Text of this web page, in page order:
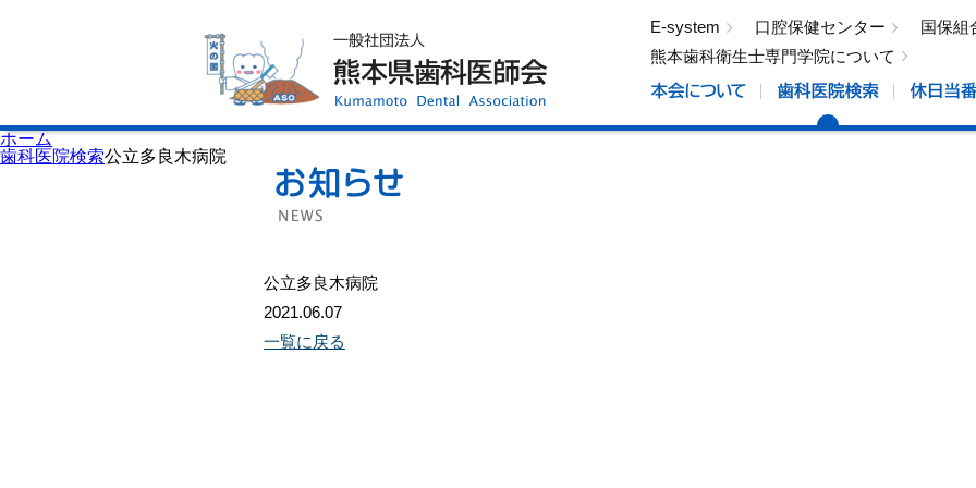
E-system 口腔保健センター
国保組
熊本歯科衛生士専門学院について
ホーム
歯科医院検索公立多良木病院
公立多良木病院
2021.06.07
一覧に戻る
歯科医院検索
休日当番医
イベント案内
歯の豆知識
口腔保健センター
国保組合からのお知らせ
熊本歯科衛生士専門学院
会員専用ページ
プライバシーポリシー
サイトマップ